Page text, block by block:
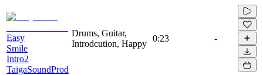
Easy
Smile
Intro2
TaigaSoundProd
Drums, Guitar,
Introdcution, Happy
0:23 -